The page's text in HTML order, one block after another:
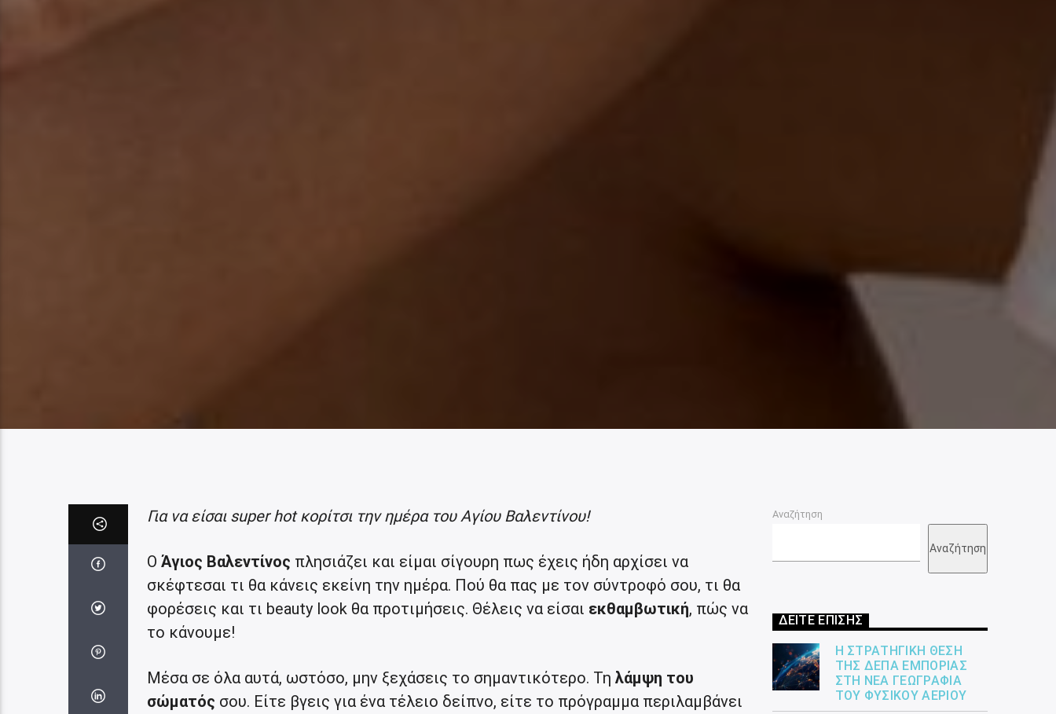
Για να είσαι super hot κορίτσι την ημέρα του Αγίου Βαλεντίνου!
Ο Άγιος Βαλεντίνος πλησιάζει και είμαι σίγουρη πως έχεις ήδη αρχίσει να
σκέφτεσαι τι θα κάνεις εκείνη την ημέρα. Πού θα πας με τον σύντροφό σου, τι θα
φορέσεις και τι beauty look θα προτιμήσεις. Θέλεις να είσαι εκθαμβωτική, πώς να
το κάνουμε!
Μέσα σε όλα αυτά, ωστόσο, μην ξεχάσεις το σημαντικότερο. Τη λάμψη του
σώματός σου. Είτε βγεις για ένα τέλειο δείπνο, είτε το πρόγραμμα περιλαμβάνει
Αναζήτηση
Αναζήτηση
ΔΕΙΤΕ ΕΠΙΣΗΣ
Η ΣΤΡΑΤΗΓΙΚΉ ΘΈΣΗ
ΤΗΣ ΔΕΠΑ ΕΜΠΟΡΊΑΣ
ΣΤΗ ΝΈΑ ΓΕΩΓΡΑΦΊΑ
ΤΟΥ ΦΥΣΙΚΟΎ ΑΕΡΊΟΥ